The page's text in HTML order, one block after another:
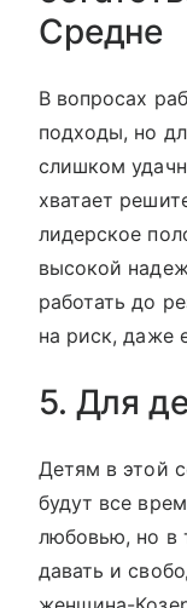
Средне
В вопросах
подходы, но
слишком
хватает
лидерское
высокой
работать до
на риск, даже
5. Для
Детям в этой
будут все
любовью, но в
давать и